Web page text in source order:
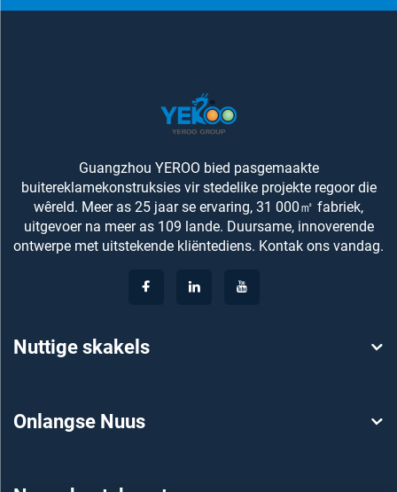
Guangzhou YEROO bied pasgemaakte
buitereklamekonstruksies vir stedelike projekte regoor die
wêreld. Meer as 25 jaar se ervaring, 31 000㎡ fabriek,
uitgevoer na meer as 109 lande. Duursame, innoverende
ontwerpe met uitstekende kliëntediens. Kontak ons vandag.
Nuttige skakels
Onlangse Nuus